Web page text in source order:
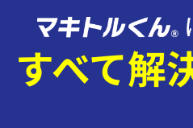
すべて解